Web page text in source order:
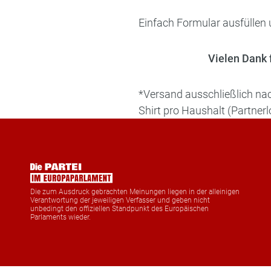
Einfach Formular ausfüllen
Vielen Dank
*Versand ausschließlich
Shirt pro Haushalt
Die zum Ausdruck gebrachten Meinungen liegen in der alleinigen
Verantwortung der jeweiligen Verfasser und geben nicht
unbedingt den offiziellen Standpunkt des Europäischen
Parlaments wieder.